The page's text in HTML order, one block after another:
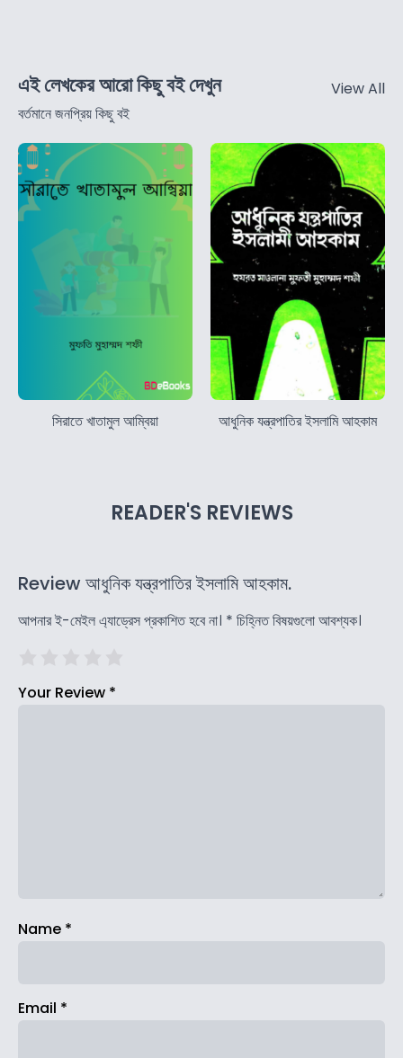
এই লেখকের আরো কিছু বই দেখুন
বর্তমানে জনপ্রিয় কিছু বই
View All
সিরাতে খাতামুল আম্বিয়া আধুনিক যন্ত্রপাতির ইসলামি আহকাম
READER'S REVIEWS
Review আধুনিক যন্ত্রপাতির ইসলামি আহকাম.
আপনার ই-মেইল এ্যাড্রেস প্রকাশিত হবে না। * চিহ্নিত বিষয়গুলো আবশ্যক।
Your Review *
Name *
Email *